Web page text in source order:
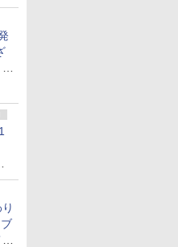
！